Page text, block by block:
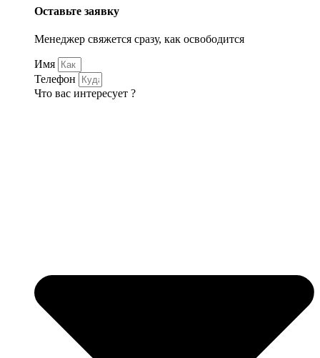
Оставьте заявку
Менеджер свяжется сразу, как освободится
Имя
Телефон
Что вас интересует ?